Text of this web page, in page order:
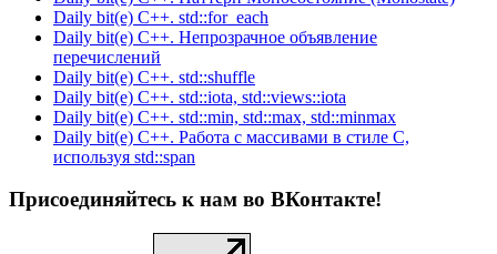
Daily bit(e) C++. std::for_each
Daily bit(e) C++. Непрозрачное объявление
перечислений
Daily bit(e) C++. std::shuffle
Daily bit(e) C++. std::iota, std::views::iota
Daily bit(e) C++. std::min, std::max, std::minmax
Daily bit(e) C++. Работа с массивами в стиле C,
используя std::span
Присоединяйтесь к нам во ВКонтакте!